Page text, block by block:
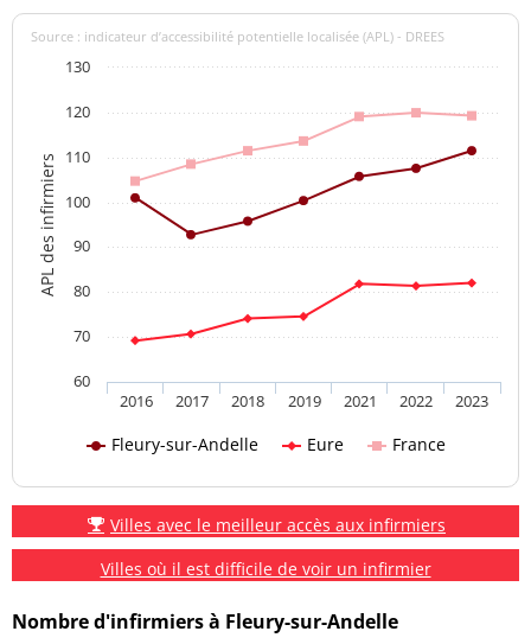
APL des infirmiers
Source : indicateur d’accessibilité potentielle localisée (APL) - DREES
Fleury-sur-Andelle Eure France
2016 2017 2018 2019 2021 2022 2023
60
70
80
90
100
110
120
130
Villes avec le meilleur accès aux infirmiers
Villes où il est difficile de voir un infirmier
Nombre d'infirmiers à Fleury-sur-Andelle